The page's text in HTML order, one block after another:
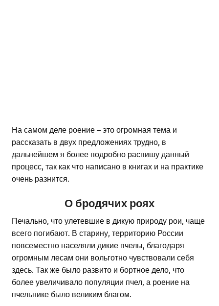
На самом деле роение – это огромная тема и
рассказать в двух предложениях трудно, в
дальнейшем я более подробно распишу данный
процесс, так как что написано в книгах и на практике
очень разнится.
О бродячих роях
Печально, что улетевшие в дикую природу рои, чаще
всего погибают. В старину, территорию России
повсеместно населяли дикие пчелы, благодаря
огромным лесам они вольготно чувствовали себя
здесь. Так же было развито и бортное дело, что
более увеличивало популяции пчел, а роение на
пчельнике было великим благом.